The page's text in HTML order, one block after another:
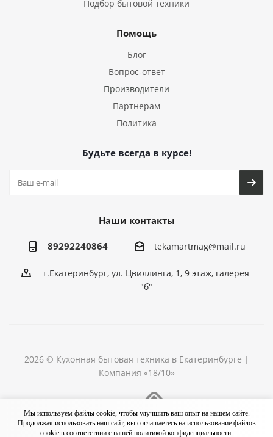
Подбор бытовой техники
Помощь
Блог
Вопрос-ответ
Производители
Партнерам
Политика
Будьте всегда в курсе!
Наши контакты
89292240864 tekamartmag@mail.ru
г.Екатеринбург, ул. Цвиллинга, 1, 9 этаж, галерея
"б"
2026 © Кухонная бытовая техника в Екатеринбурге |
Компания «18/10»
Мы используем файлы cookie, чтобы улучшить ваш опыт на нашем сайте.
Продолжая использовать наш сайт, вы соглашаетесь на использование файлов
cookie в соответствии с нашей политикой конфиденциальности.